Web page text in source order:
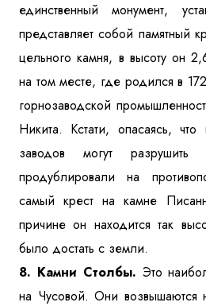
единственный монумент,
представляет собой памятный
цельного камня, в высоту он
на том месте, где родился в
горнозаводской
Никита. Кстати, опасаясь,
заводов могут разрушить
продублировали на
самый крест на камне
причине он находится так
было достать с земли.
8. Камни Столбы. Это
на Чусовой. Они возвышаются